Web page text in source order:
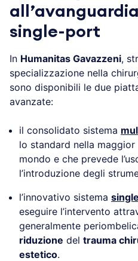
single-port
In Humanitas Gavazzeni,
specializzazione nella
sono disponibili le due
avanzate:
il consolidato sistema
lo standard nella
mondo e che prevede
l’introduzione degli
l’innovativo sistema
eseguire l’intervento
generalmente
riduzione del trauma
estetico.